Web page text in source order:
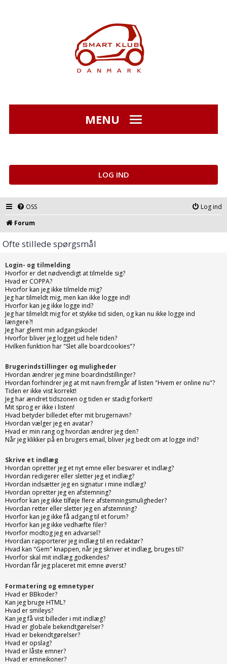
MENU
LOG IND
OSS
Log ind
Forum
Ofte stillede spørgsmål
Login- og tilmelding
Hvorfor er det nødvendigt at tilmelde sig?
Hvad er COPPA?
Hvorfor kan jeg ikke tilmelde mig?
Jeg har tilmeldt mig, men kan ikke logge ind!
Hvorfor kan jeg ikke logge ind?
Jeg har tilmeldt mig for et stykke tid siden, og kan nu ikke logge ind
længere?!
Jeg har glemt min adgangskode!
Hvorfor bliver jeg logget ud hele tiden?
Hvilken funktion har "Slet alle boardcookies"?
Brugerindstillinger og muligheder
Hvordan ændrer jeg mine boardindstillinger?
Hvordan forhindrer jeg at mit navn fremgår af listen "Hvem er online nu"?
Tiden er ikke vist korrekt!
Jeg har ændret tidszonen og tiden er stadig forkert!
Mit sprog er ikke i listen!
Hvad betyder billedet efter mit brugernavn?
Hvordan vælger jeg en avatar?
Hvad er min rang og hvordan ændrer jeg den?
Når jeg klikker på en brugers email, bliver jeg bedt om at logge ind?
Skrive et indlæg
Hvordan opretter jeg et nyt emne eller besvarer et indlæg?
Hvordan redigerer eller sletter jeg et indlæg?
Hvordan indsætter jeg en signatur i mine indlæg?
Hvordan opretter jeg en afstemning?
Hvorfor kan jeg ikke tilføje flere afstemningsmuligheder?
Hvordan retter eller sletter jeg en afstemning?
Hvorfor kan jeg ikke få adgang til et forum?
Hvorfor kan jeg ikke vedhæfte filer?
Hvorfor modtog jeg en advarsel?
Hvordan rapporterer jeg indlæg til en redaktør?
Hvad kan "Gem" knappen, når jeg skriver et indlæg, bruges til?
Hvorfor skal mit indlæg godkendes?
Hvordan får jeg placeret mit emne øverst?
Formatering og emnetyper
Hvad er BBkoder?
Kan jeg bruge HTML?
Hvad er smileys?
Kan jeg få vist billeder i mit indlæg?
Hvad er globale bekendtgørelser?
Hvad er bekendtgørelser?
Hvad er opslag?
Hvad er låste emner?
Hvad er emneikoner?